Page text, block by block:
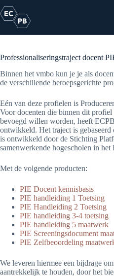
to
content
Specialisaties in het VMBO
Professionaliseringstraject docent
Binnen het vmbo kun je je als
de verschillende beroepsgerichte
Eén van deze profielen is
Voor docenten die binnen dit
bevoegd willen worden, heeft
ontwikkeld. Het traject is
is ontwikkeld door de Stichting
samenwerkende hogescholen in het
Met de volgende producten:
PIE Docent kennisbasis
PIE handleiding 1 Toetsing
PIE Handleiding 2 Toetsing
PIE handleiding 3-4 toetsing
PIE handleiding 5 maatwerk
PIE Screeningsdocument
PIE Zelfbeoordeling
We leveren hiermee een bijdrage
aantrekkelijk te houden, door het